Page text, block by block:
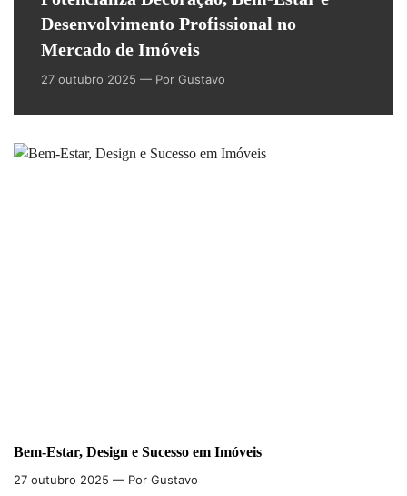
Desenvolvimento Profissional no
Mercado de Imóveis
27 outubro 2025 — Por Gustavo
Bem-Estar, Design e Sucesso em Imóveis
27 outubro 2025 — Por Gustavo